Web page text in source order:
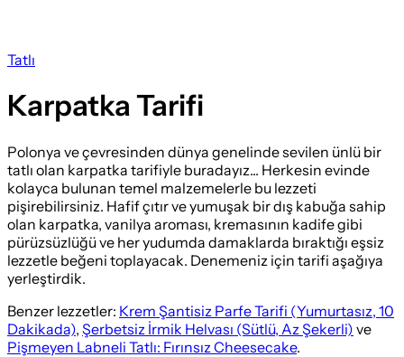
Tatlı
Karpatka Tarifi
Polonya ve çevresinden dünya genelinde sevilen ünlü bir
tatlı olan karpatka tarifiyle buradayız... Herkesin evinde
kolayca bulunan temel malzemelerle bu lezzeti
pişirebilirsiniz. Hafif çıtır ve yumuşak bir dış kabuğa sahip
olan karpatka, vanilya aroması, kremasının kadife gibi
pürüzsüzlüğü ve her yudumda damaklarda bıraktığı eşsiz
lezzetle beğeni toplayacak. Denemeniz için tarifi aşağıya
yerleştirdik.
Benzer lezzetler: Krem Şantisiz Parfe Tarifi (Yumurtasız, 10
Dakikada), Şerbetsiz İrmik Helvası (Sütlü, Az Şekerli) ve
Pişmeyen Labneli Tatlı: Fırınsız Cheesecake.